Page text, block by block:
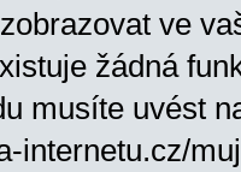
ve
žádná
musíte uvést
internetu.cz/